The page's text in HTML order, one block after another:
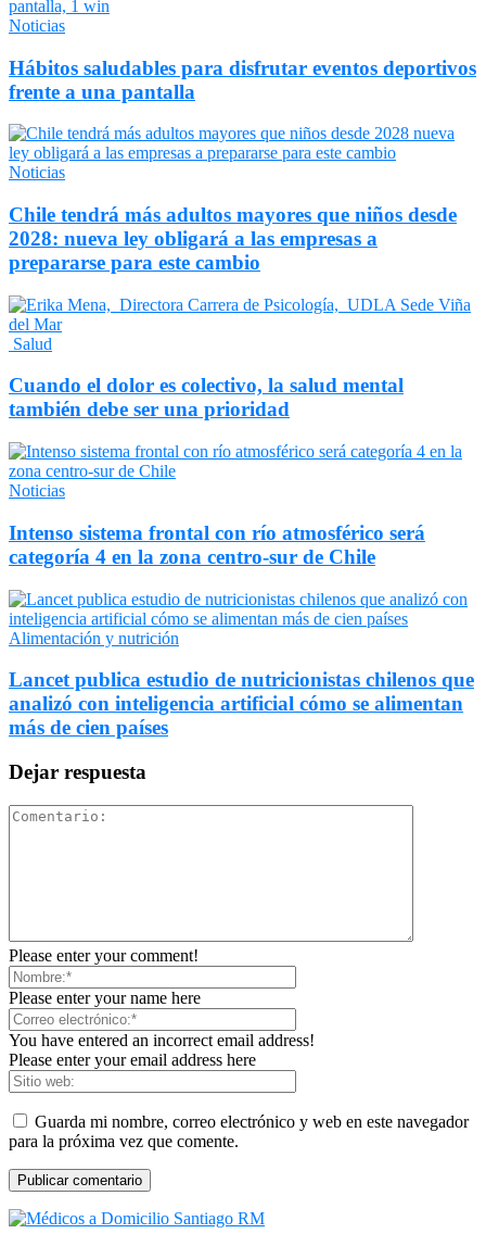
Noticias
Hábitos saludables para disfrutar eventos deportivos
frente a una pantalla
Noticias
Chile tendrá más adultos mayores que niños desde
2028: nueva ley obligará a las empresas a
prepararse para este cambio
Salud
Cuando el dolor es colectivo, la salud mental
también debe ser una prioridad
Noticias
Intenso sistema frontal con río atmosférico será
categoría 4 en la zona centro-sur de Chile
Alimentación y nutrición
Lancet publica estudio de nutricionistas chilenos que
analizó con inteligencia artificial cómo se alimentan
más de cien países
Dejar respuesta
Please enter your comment!
Please enter your name here
You have entered an incorrect email address!
Please enter your email address here
Guarda mi nombre, correo electrónico y web en este navegador
para la próxima vez que comente.